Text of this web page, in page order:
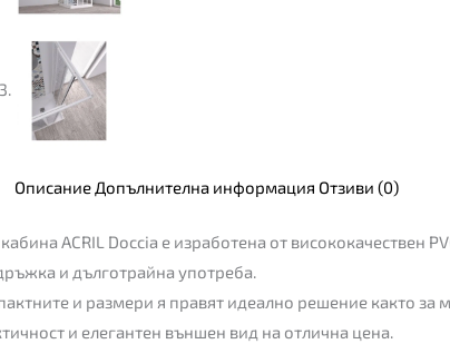
Описание Допълнителна информация Отзиви (0)
ACRIL Doccia е изработена от висококачествен
и дълготрайна употреба.
и размери я правят идеално решение както
и елегантен външен вид на отлична цена.